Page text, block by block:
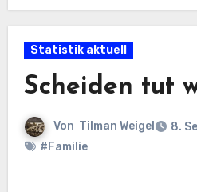
Statistik aktuell
Scheiden tut
Von Tilman Weigel
8.
#Familie